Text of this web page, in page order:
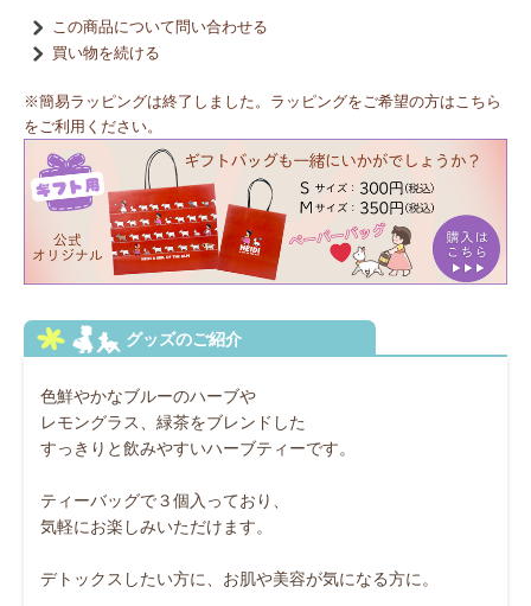
この商品について問い合わせる
買い物を続ける
※簡易ラッピングは終了しました。ラッピングをご希望の方はこちら
をご利用ください。
色鮮やかなブルーのハーブや
レモングラス、緑茶をブレンドした
すっきりと飲みやすいハーブティーです。
ティーバッグで３個入っており、
気軽にお楽しみいただけます。
デトックスしたい方に、お肌や美容が気になる方に。